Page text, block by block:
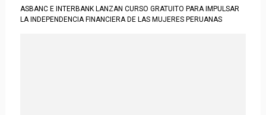
ASBANC E INTERBANK LANZAN CURSO GRATUITO PARA IMPULSAR
LA INDEPENDENCIA FINANCIERA DE LAS MUJERES PERUANAS